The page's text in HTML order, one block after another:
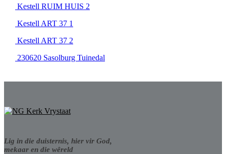
Kestell RUIM HUIS 2
Kestell ART 37 1
Kestell ART 37 2
230620 Sasolburg Tuinedal
Lig in die duisternis, hier vir God,
mekaar en die wêreld